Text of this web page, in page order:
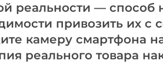
реальности — способ
привозить их с
камеру смартфона
реального товара